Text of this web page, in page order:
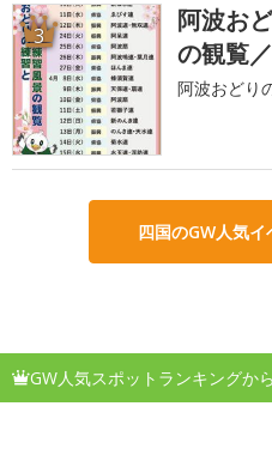
3
阿波お
の観覧
阿波おどり
四国のGW人気
GW人気スポットランキングか